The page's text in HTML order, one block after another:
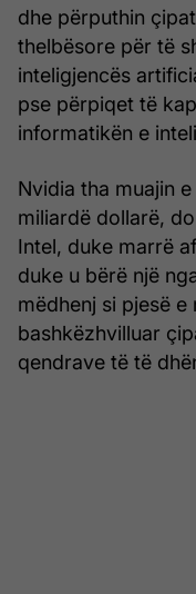
dhe përputhin
thelbësore për të
inteligjencës
pse përpiqet të
informatikën e
Nvidia tha muajin
miliardë dollarë,
Intel, duke marrë
duke u bërë një
mëdhenj si pjesë
bashkëzhvilluar
qendrave të të